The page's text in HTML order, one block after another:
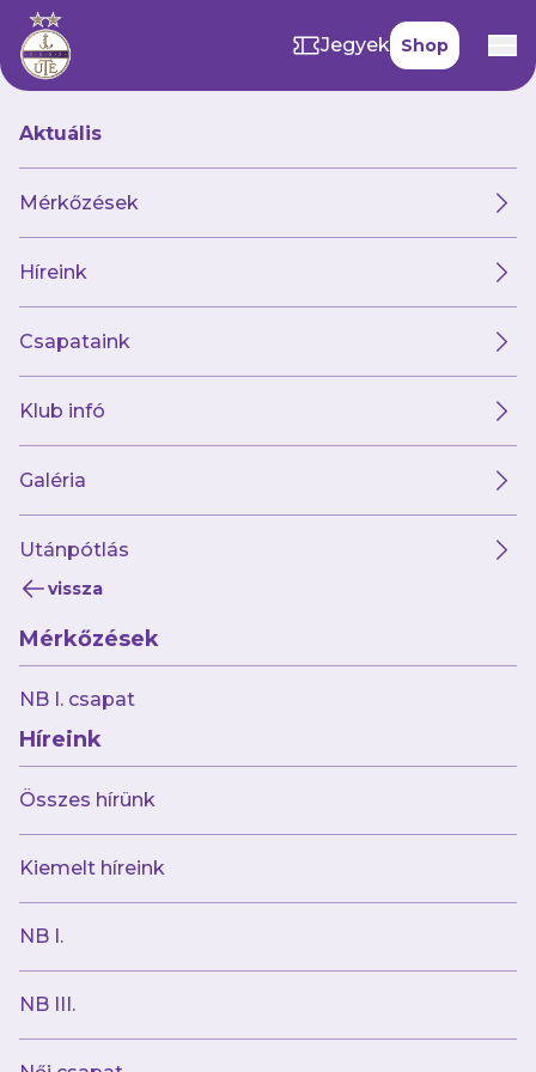
Jegyek Shop
Aktuális
Mérkőzések
Híreink
Csapataink
Klub infó
Galéria
Utánpótlás
vissza
Mérkőzések
NB I. csapat
Híreink
Összes hírünk
Kiemelt híreink
NB I.
NB III.
2024.04.11
Szombaton Kisvárdán javíthatunk
2024.04.11